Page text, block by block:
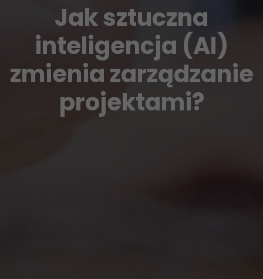
Jak sztuczna
inteligencja (AI)
zmienia zarządzanie
projektami?